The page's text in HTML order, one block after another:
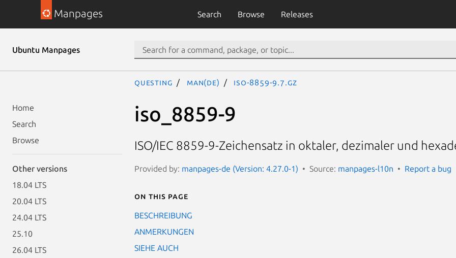
Manpages Search Browse Releases
Ubuntu Manpages
Home
Search
Browse
Other versions
18.04 LTS
20.04 LTS
24.04 LTS
25.10
26.04 LTS
questing man(de) iso-8859-9.7.gz
iso_8859-9
ISO/IEC 8859-9-Zeichensatz in oktaler, dezimaler und
Provided by: manpages-de (Version: 4.27.0-1) Source: manpages-l10n Report a bug
On this page
BESCHREIBUNG
ANMERKUNGEN
SIEHE AUCH